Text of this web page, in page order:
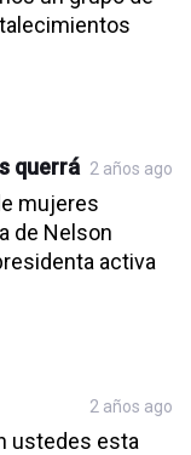
querrá 2 años ago
mujeres
de Nelson
activa
2 años ago
ustedes esta